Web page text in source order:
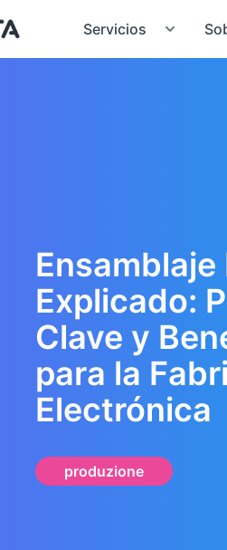
Servicios
Ensamblaje
Explicado:
Clave y
para la
Electrónica
produzione